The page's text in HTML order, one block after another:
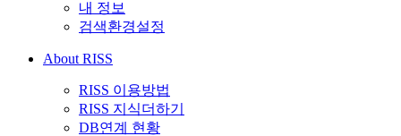
내 정보
검색환경설정
About RISS
RISS 이용방법
RISS 지식더하기
DB연계 현황